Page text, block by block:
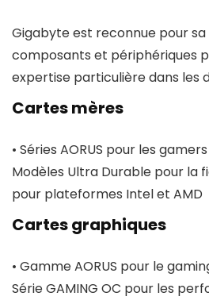
Gigabyte est reconnue pour
composants et périphériques
expertise particulière dans les
Cartes mères
• Séries AORUS pour les
Modèles Ultra Durable pour la
pour plateformes Intel et AMD
Cartes graphiques
• Gamme AORUS pour le
Série GAMING OC pour les